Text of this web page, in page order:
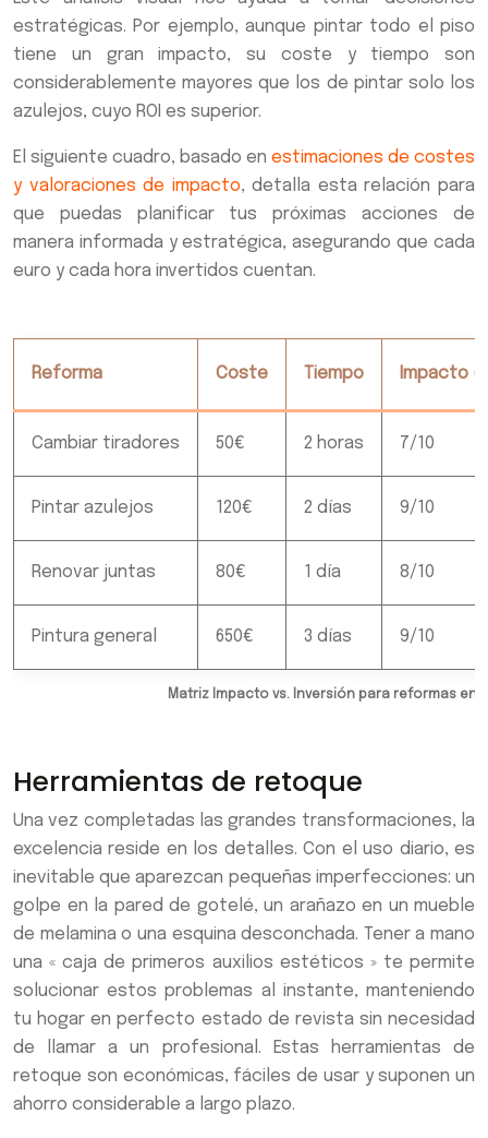
estratégicas. Por ejemplo, aunque pintar todo el piso
tiene un gran impacto, su coste y tiempo son
considerablemente mayores que los de pintar solo los
azulejos, cuyo ROI es superior.
El siguiente cuadro, basado en estimaciones de costes
y valoraciones de impacto, detalla esta relación para
que puedas planificar tus próximas acciones de
manera informada y estratégica, asegurando que cada
euro y cada hora invertidos cuentan.
Matriz Impacto vs. Inversión para reformas en
Reforma Coste Tiempo Impacto
Cambiar tiradores 50€ 2 horas 7/10
Pintar azulejos 120€ 2 días 9/10
Renovar juntas 80€ 1 día 8/10
Pintura general 650€ 3 días 9/10
Herramientas de retoque
Una vez completadas las grandes transformaciones, la
excelencia reside en los detalles. Con el uso diario, es
inevitable que aparezcan pequeñas imperfecciones: un
golpe en la pared de gotelé, un arañazo en un mueble
de melamina o una esquina desconchada. Tener a mano
una « caja de primeros auxilios estéticos » te permite
solucionar estos problemas al instante, manteniendo
tu hogar en perfecto estado de revista sin necesidad
de llamar a un profesional. Estas herramientas de
retoque son económicas, fáciles de usar y suponen un
ahorro considerable a largo plazo.